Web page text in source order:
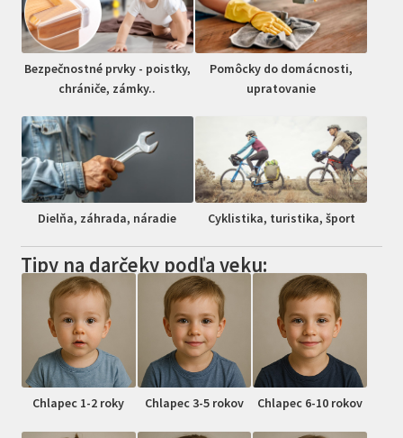
Bezpečnostné prvky - poistky,
chrániče, zámky..
Pomôcky do domácnosti,
upratovanie
Dielňa, záhrada, náradie Cyklistika, turistika, šport
Tipy na darčeky podľa veku:
Chlapec 1-2 roky Chlapec 3-5 rokov Chlapec 6-10 rokov